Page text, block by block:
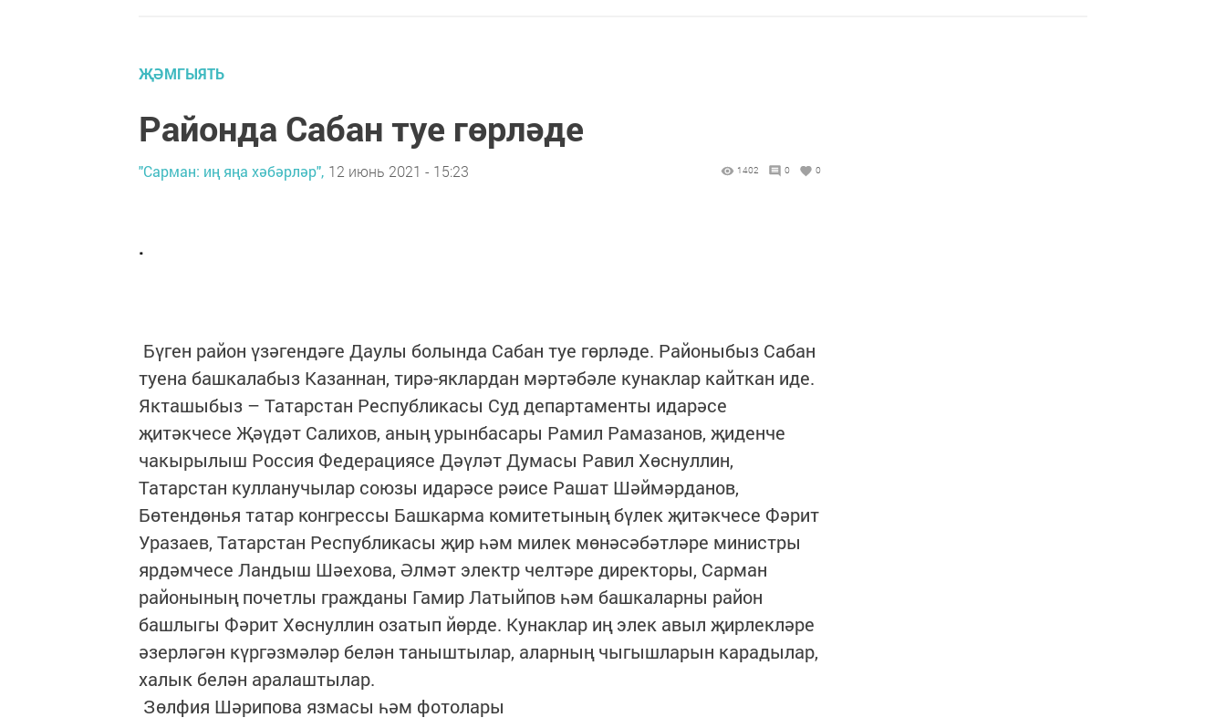
ҖӘМГЫЯТЬ
Районда Сабан туе гөрләде
"Сарман: иң яңа хәбәрләр", 12 июнь 2021 - 15:23 1402 0 0
.
Бүген район үзәгендәге Даулы болында Сабан туе гөрләде. Районыбыз Сабан
туена башкалабыз Казаннан, тирә-яклардан мәртәбәле кунаклар кайткан иде.
Якташыбыз – Татарстан Республикасы Суд департаменты идарәсе
җитәкчесе Җәүдәт Салихов, аның урынбасары Рамил Рамазанов, җиденче
чакырылыш Россия Федерациясе Дәүләт Думасы Равил Хөснуллин,
Татарстан кулланучылар союзы идарәсе рәисе Рашат Шәймәрданов,
Бөтендөнья татар конгрессы Башкарма комитетының бүлек җитәкчесе Фәрит
Уразаев, Татарстан Республикасы җир һәм милек мөнәсәбәтләре министры
ярдәмчесе Ландыш Шәехова, Әлмәт электр челтәре директоры, Сарман
районының почетлы гражданы Гамир Латыйпов һәм башкаларны район
башлыгы Фәрит Хөснуллин озатып йөрде. Кунаклар иң элек авыл җирлекләре
әзерләгән күргәзмәләр белән таныштылар, аларның чыгышларын карадылар,
халык белән аралаштылар.
Зөлфия Шәрипова язмасы һәм фотолары